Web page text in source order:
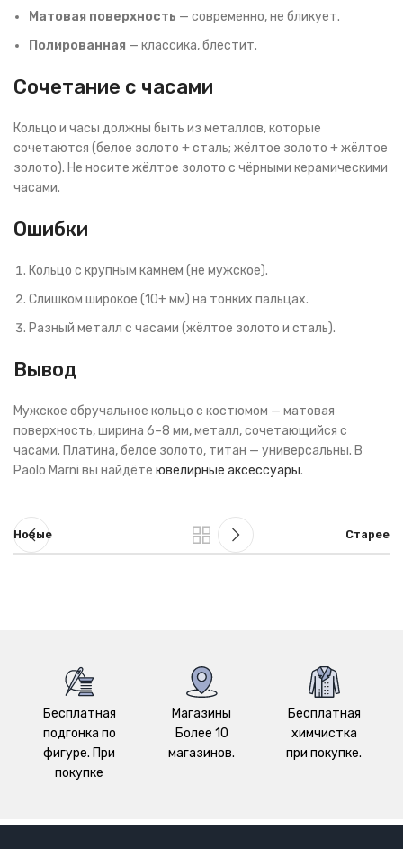
Матовая поверхность — современно, не бликует.
Полированная — классика, блестит.
Сочетание с часами
Кольцо и часы должны быть из металлов, которые
сочетаются (белое золото + сталь; жёлтое золото + жёлтое
золото). Не носите жёлтое золото с чёрными керамическими
часами.
Ошибки
Кольцо с крупным камнем (не мужское).
Слишком широкое (10+ мм) на тонких пальцах.
Разный металл с часами (жёлтое золото и сталь).
Вывод
Мужское обручальное кольцо с костюмом — матовая
поверхность, ширина 6–8 мм, металл, сочетающийся с
часами. Платина, белое золото, титан — универсальны. В
Paolo Marni вы найдёте ювелирные аксессуары.
Новые Старее
Бесплатная
подгонка по
фигуре. При
покупке
Магазины
Более 10
магазинов.
Бесплатная
химчистка
при покупке.